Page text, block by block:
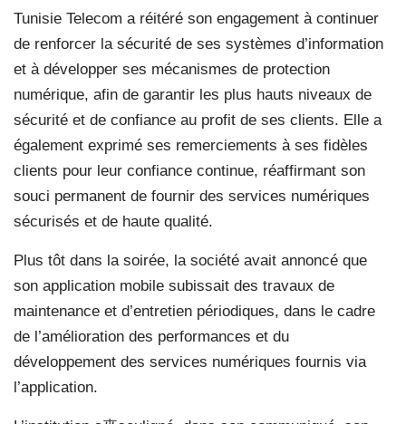
Tunisie Telecom a réitéré son engagement à continuer
de renforcer la sécurité de ses systèmes d’information
et à développer ses mécanismes de protection
numérique, afin de garantir les plus hauts niveaux de
sécurité et de confiance au profit de ses clients. Elle a
également exprimé ses remerciements à ses fidèles
clients pour leur confiance continue, réaffirmant son
souci permanent de fournir des services numériques
sécurisés et de haute qualité.
Plus tôt dans la soirée, la société avait annoncé que
son application mobile subissait des travaux de
maintenance et d’entretien périodiques, dans le cadre
de l’amélioration des performances et du
développement des services numériques fournis via
l’application.